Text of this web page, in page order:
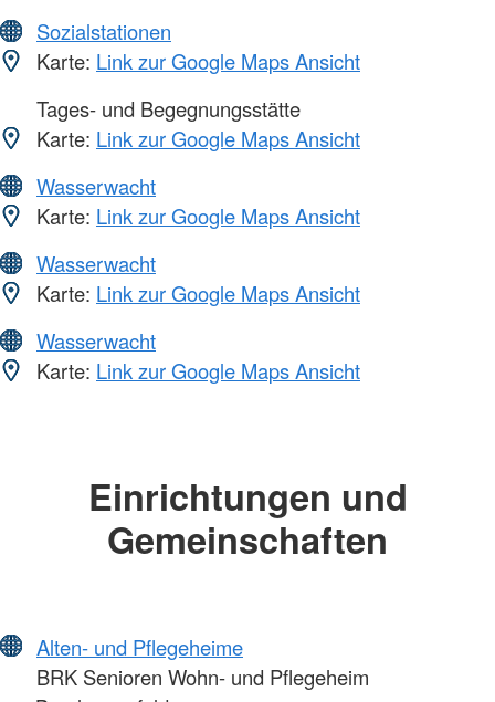
Sozialstationen
Karte: Link zur Google Maps Ansicht
Tages- und Begegnungsstätte
Karte: Link zur Google Maps Ansicht
Wasserwacht
Karte: Link zur Google Maps Ansicht
Wasserwacht
Karte: Link zur Google Maps Ansicht
Wasserwacht
Karte: Link zur Google Maps Ansicht
Einrichtungen und
Gemeinschaften
Alten- und Pflegeheime
BRK Senioren Wohn- und Pflegeheim